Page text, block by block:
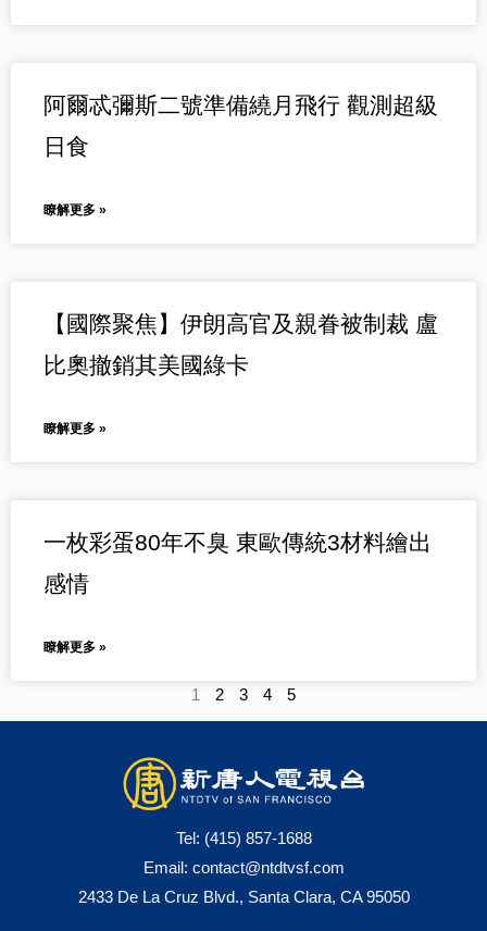
阿爾忒彌斯二號準備繞月飛行 觀測超級
日食
瞭解更多 »
【國際聚焦】伊朗高官及親眷被制裁 盧
比奧撤銷其美國綠卡
瞭解更多 »
一枚彩蛋80年不臭 東歐傳統3材料繪出
感情
瞭解更多 »
1 2 3 4 5
Tel: (415) 857-1688
Email: contact@ntdtvsf.com
2433 De La Cruz Blvd., Santa Clara, CA 95050